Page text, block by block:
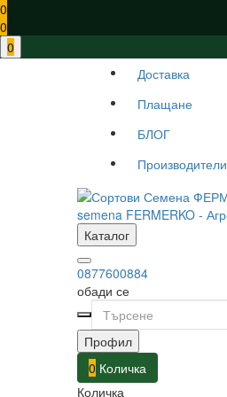
0
0
0
Доставка
Плащане
БЛОГ
Производители
Каталог
0877600884
обади се
Профил
0 Количка
Количка